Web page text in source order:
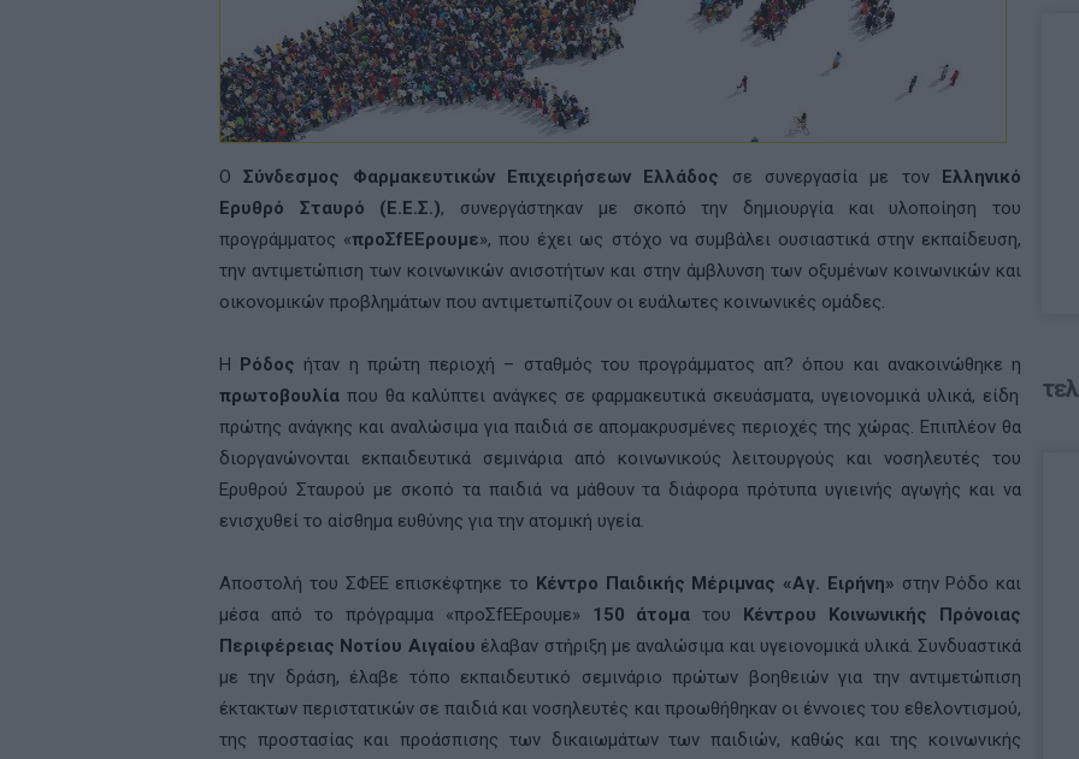
Ο Σύνδεσμος Φαρμακευτικών Επιχειρήσεων Ελλάδος σε συνεργασία με τον Ελληνικό
Ερυθρό Σταυρό (Ε.Ε.Σ.), συνεργάστηκαν με σκοπό την δημιουργία και υλοποίηση του
προγράμματος «προΣfΕΕρουμε», που έχει ως στόχο να συμβάλει ουσιαστικά στην εκπαίδευση,
την αντιμετώπιση των κοινωνικών ανισοτήτων και στην άμβλυνση των οξυμένων κοινωνικών και
οικονομικών προβλημάτων που αντιμετωπίζουν οι ευάλωτες κοινωνικές ομάδες.
Η Ρόδος ήταν η πρώτη περιοχή – σταθμός του προγράμματος απ? όπου και ανακοινώθηκε η
πρωτοβουλία που θα καλύπτει ανάγκες σε φαρμακευτικά σκευάσματα, υγειονομικά υλικά, είδη
πρώτης ανάγκης και αναλώσιμα για παιδιά σε απομακρυσμένες περιοχές της χώρας. Επιπλέον θα
διοργανώνονται εκπαιδευτικά σεμινάρια από κοινωνικούς λειτουργούς και νοσηλευτές του
Ερυθρού Σταυρού με σκοπό τα παιδιά να μάθουν τα διάφορα πρότυπα υγιεινής αγωγής και να
ενισχυθεί το αίσθημα ευθύνης για την ατομική υγεία.
Αποστολή του ΣΦΕΕ επισκέφτηκε το Κέντρο Παιδικής Μέριμνας «Αγ. Ειρήνη» στην Ρόδο και
μέσα από το πρόγραμμα «προΣfΕΕρουμε» 150 άτομα του Κέντρου Κοινωνικής Πρόνοιας
Περιφέρειας Νοτίου Αιγαίου έλαβαν στήριξη με αναλώσιμα και υγειονομικά υλικά. Συνδυαστικά
με την δράση, έλαβε τόπο εκπαιδευτικό σεμινάριο πρώτων βοηθειών για την αντιμετώπιση
έκτακτων περιστατικών σε παιδιά και νοσηλευτές και προωθήθηκαν οι έννοιες του εθελοντισμού,
της προστασίας και προάσπισης των δικαιωμάτων των παιδιών, καθώς και της κοινωνικής